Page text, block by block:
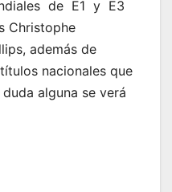
de E1 y E3
además de
nacionales que
alguna se verá